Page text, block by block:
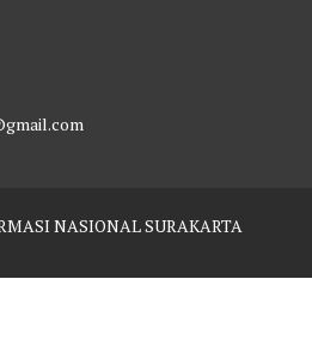
NASIONAL SURAKARTA